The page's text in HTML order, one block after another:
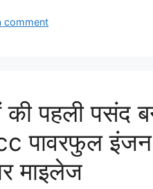
comment
पहली पसंद
पावरफुल
माइलेज